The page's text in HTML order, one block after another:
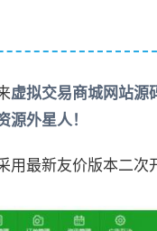
虚拟交易商城网站源
源外星人！
最新友价版本二次